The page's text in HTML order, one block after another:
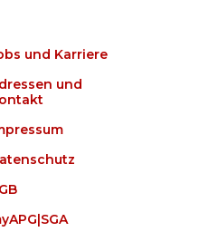
und Karriere
und